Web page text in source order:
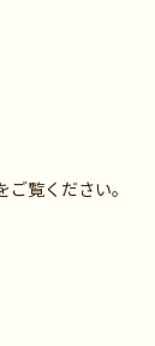
覧ください。